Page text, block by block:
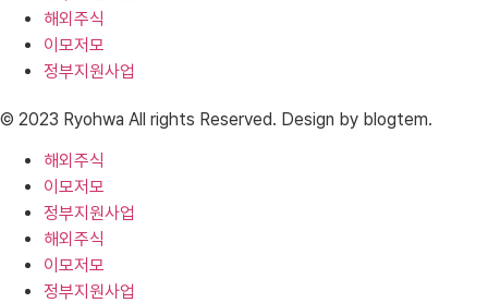
해외주식
이모저모
정부지원사업
© 2023 Ryohwa All rights Reserved. Design by blogtem.
해외주식
이모저모
정부지원사업
해외주식
이모저모
정부지원사업